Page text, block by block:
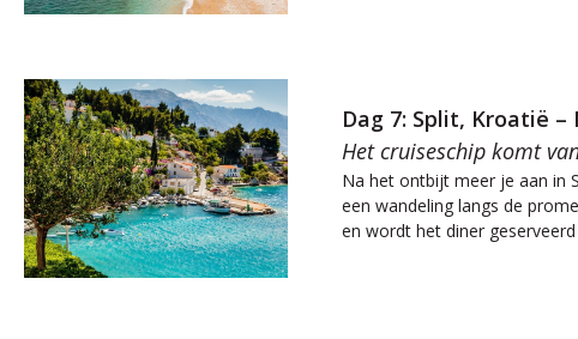
Dag 7: Split, Kroatië
Het cruiseschip komt
Na het ontbijt meer je aan in
een wandeling langs de
en wordt het diner